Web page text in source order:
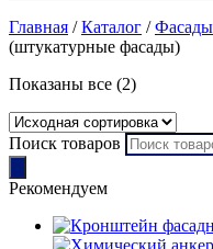
Главная / Каталог /
(штукатурные фасады)
Показаны все (2)
Поиск товаров
Рекомендуем